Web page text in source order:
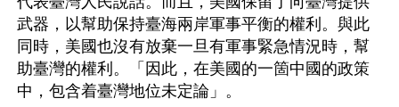
武器，以幫助保持臺海兩岸軍事平衡的權利。與此
同時，美國也沒有放棄一旦有軍事緊急情況時，幫
助臺灣的權利。「因此，在美國的一箇中國的政策
中，包含着臺灣地位未定論」。